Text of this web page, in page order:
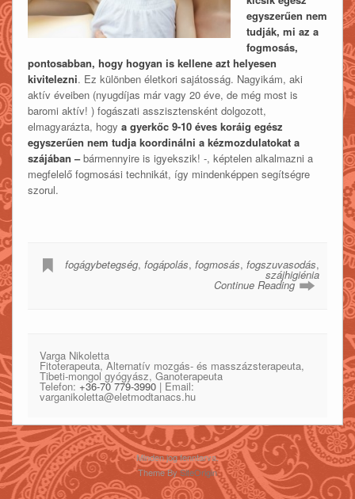
egyszerűen nem
tudják, mi az a
fogmosás,
pontosabban, hogy hogyan is kellene azt helyesen
kivitelezni. Ez különben életkori sajátosság. Nagyikám, aki
aktív éveiben (nyugdíjas már vagy 20 éve, de még most is
baromi aktív! ) fogászati asszisztensként dolgozott,
elmagyarázta, hogy a gyerkőc 9-10 éves koráig egész
egyszerűen nem tudja koordinálni a kézmozdulatokat a
szájában –bármennyire is igyekszik! -, képtelen alkalmazni a
megfelelő fogmosási technikát, így mindenképpen segítségre
szorul.
fogágybetegség,fogápolás,fogmosás,fogszuvasodás,
szájhigiénia
Continue Reading
Varga Nikoletta
Fitoterapeuta, Alternatív mozgás- és masszázsterapeuta,
Tibeti-mongol gyógyász, Ganoterapeuta
Telefon: +36-70 779-3990| Email:
varganikoletta@eletmodtanacs.hu
Minden jog fenntarva.
Theme BySiteOrigin